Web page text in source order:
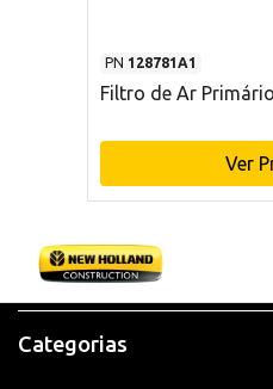
PN 128781A1
Filtro de Ar
Ver
Categorias